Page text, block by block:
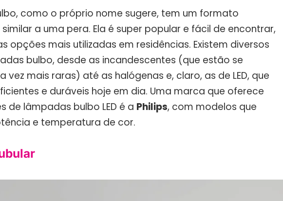
como o próprio nome sugere, tem um formato
a uma pera. Ela é super popular e fácil de encontrar,
opções mais utilizadas em residências. Existem diversos
bulbo, desde as incandescentes (que estão se
vez mais raras) até as halógenas e, claro, as de LED, que
e duráveis hoje em dia. Uma marca que oferece
de lâmpadas bulbo LED é a Philips, com modelos que
e temperatura de cor.